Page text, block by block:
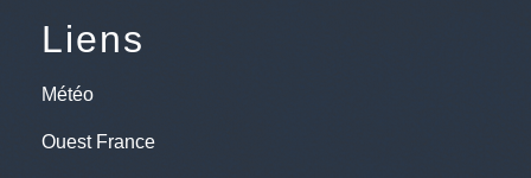
Liens
Météo
Ouest France